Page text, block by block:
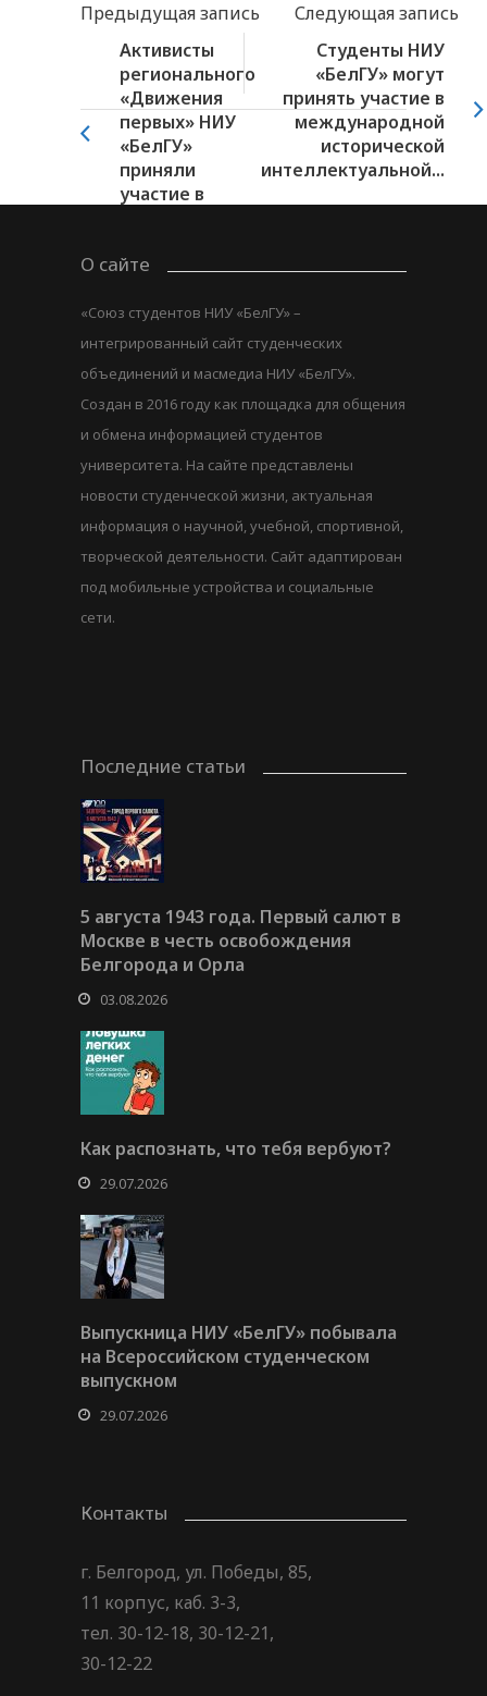
Предыдущая запись
Следующая запись
Активисты
регионального
«Движения
первых» НИУ
«БелГУ»
приняли
участие в
Студенты НИУ
«БелГУ» могут
принять участие в
международной
исторической
интеллектуальной...
О сайте
«Союз студентов НИУ «БелГУ» –
интегрированный сайт студенческих
объединений и масмедиа НИУ «БелГУ».
Создан в 2016 году как площадка для общения
и обмена информацией студентов
университета. На сайте представлены
новости студенческой жизни, актуальная
информация о научной, учебной, спортивной,
творческой деятельности. Сайт адаптирован
под мобильные устройства и социальные
сети.
Последние статьи
5 августа 1943 года. Первый салют в
Москве в честь освобождения
Белгорода и Орла
03.08.2026
Как распознать, что тебя вербуют?
29.07.2026
Выпускница НИУ «БелГУ» побывала
на Всероссийском студенческом
выпускном
29.07.2026
Контакты
г. Белгород, ул. Победы, 85,
11 корпус, каб. 3-3,
тел. 30-12-18, 30-12-21,
30-12-22